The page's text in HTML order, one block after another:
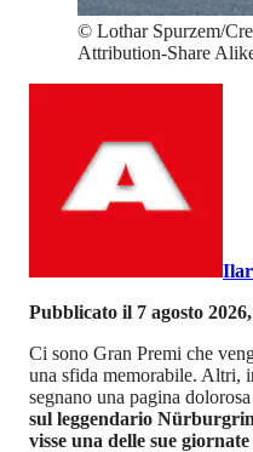
© Lothar Spurzem/
Attribution-Share
Pubblicato il 7 agosto
Ci sono Gran Premi che
una sfida memorabile. Altri,
segnano una pagina
sul leggendario
visse una delle sue